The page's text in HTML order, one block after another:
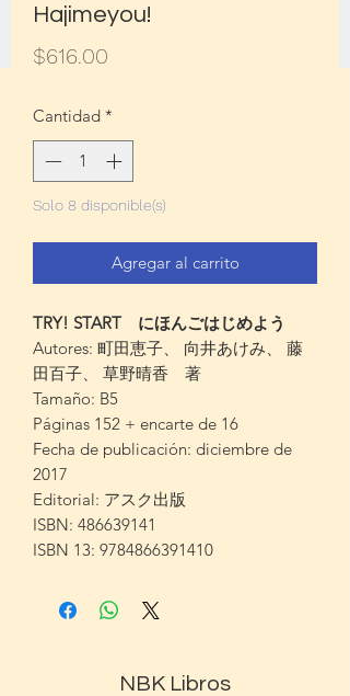
Hajimeyou!
$616.00
Cantidad *
Solo 8 disponible(s)
Agregar al carrito
TRY! START にほんごはじめよう
Autores: 町田恵子、 向井あけみ、 藤
田百子、 草野晴香 著
Tamaño: B5
Páginas 152 + encarte de 16
Fecha de publicación: diciembre de
2017
Editorial: アスク出版
ISBN: 486639141
ISBN 13: 9784866391410
NBK Libros